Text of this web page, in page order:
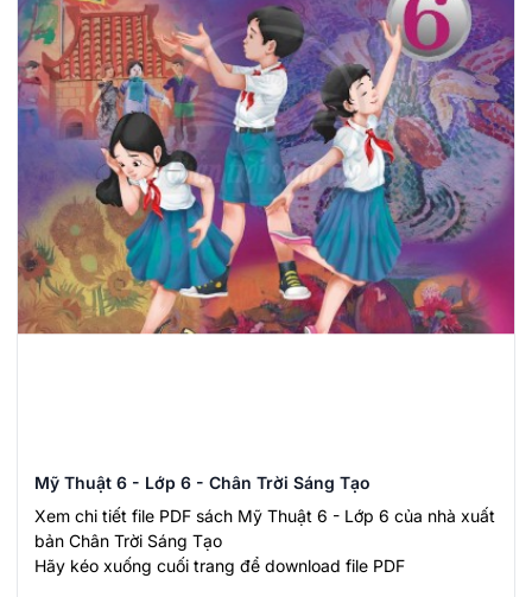
Mỹ Thuật 6 - Lớp 6 - Chân Trời Sáng Tạo
Xem chi tiết file PDF sách Mỹ Thuật 6 - Lớp 6 của nhà xuất
bản Chân Trời Sáng Tạo
Hãy kéo xuống cuối trang để download file PDF